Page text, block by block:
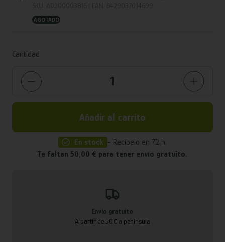
AGOTADO
Cantidad
Añadir al carrito
En stock - Recíbelo en 72 h.
Te faltan 50,00 € para tener envío gratuito.
Envío gratuito
A partir de 50€ a península